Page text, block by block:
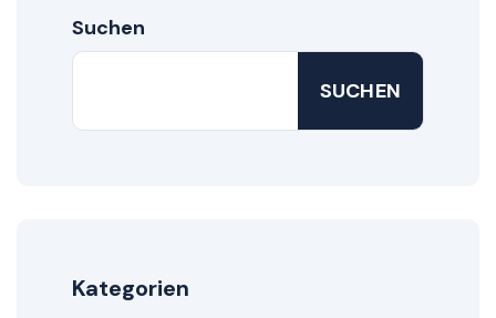
Suchen
SUCHEN
Kategorien